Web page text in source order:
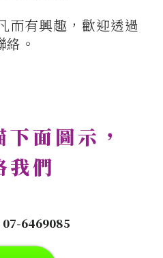
而有興趣，歡迎透過
。
面圖示，
我們
07-6469085